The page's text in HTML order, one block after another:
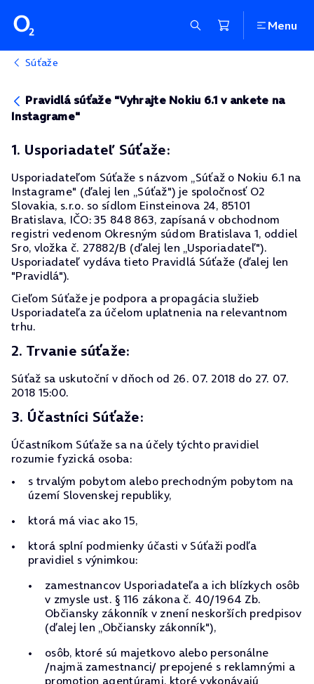
Menu
Súťaže
Pravidlá súťaže "Vyhrajte Nokiu 6.1 v ankete na
Instagrame"
1. Usporiadateľ Súťaže:
Usporiadateľom Súťaže s názvom „Súťaž o Nokiu 6.1 na
Instagrame" (ďalej len „Súťaž") je spoločnosť O2
Slovakia, s.r.o. so sídlom Einsteinova 24, 85101
Bratislava, IČO: 35 848 863, zapísaná v obchodnom
registri vedenom Okresným súdom Bratislava 1, oddiel
Sro, vložka č. 27882/B (ďalej len „Usporiadateľ").
Usporiadateľ vydáva tieto Pravidlá Súťaže (ďalej len
"Pravidlá").
Cieľom Súťaže je podpora a propagácia služieb
Usporiadateľa za účelom uplatnenia na relevantnom
trhu.
2. Trvanie súťaže:
Súťaž sa uskutoční v dňoch od 26. 07. 2018 do 27. 07.
2018 15:00.
3. Účastníci Súťaže:
Účastníkom Súťaže sa na účely týchto pravidiel
rozumie fyzická osoba:
s trvalým pobytom alebo prechodným pobytom na
území Slovenskej republiky,
ktorá má viac ako 15,
ktorá splní podmienky účasti v Súťaži podľa
pravidiel s výnimkou:
zamestnancov Usporiadateľa a ich blízkych osôb
v zmysle ust. § 116 zákona č. 40/1964 Zb.
Občiansky zákonník v znení neskorších predpisov
(ďalej len „Občiansky zákonník"),
osôb, ktoré sú majetkovo alebo personálne
/najmä zamestnanci/ prepojené s reklamnými a
promotion agentúrami, ktoré vykonávajú